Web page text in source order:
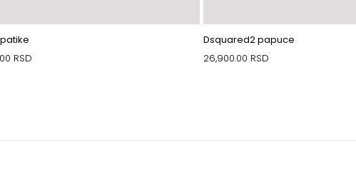
RSD
Dsquared2 papuce
26,900.00 RSD